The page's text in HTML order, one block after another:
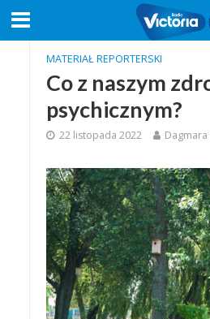
MATERIAŁ REPORTERSKI
Co z naszym
psychicznym?
22 listopada 2022